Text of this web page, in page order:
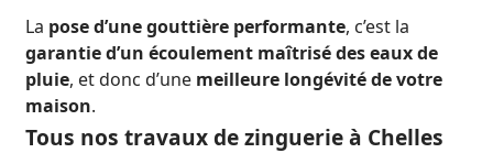
La pose d’une gouttière performante, c’est la
garantie d’un écoulement maîtrisé des eaux de
pluie, et donc d’une meilleure longévité de votre
maison.
Tous nos travaux de zinguerie à Chelles